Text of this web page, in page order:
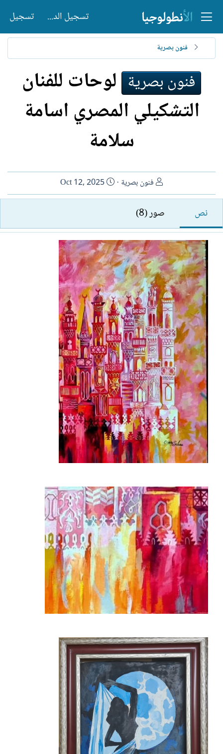
تسجيل الدخول تسجيل
فنون بصرية
فنون بصرية لوحات للفنان
التشكيلي المصري اسامة
سلامة
ا
ل
ا
ت
ب
فنون بصرية
ت
ا
خ
ا
ل
إ
ن
ش
ا
ء
Oct 12, 2025
نص صور (8)